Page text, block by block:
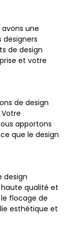
une
de design
et votre
de design
apportons
que le design
design
qualité et
flocage de
esthétique et